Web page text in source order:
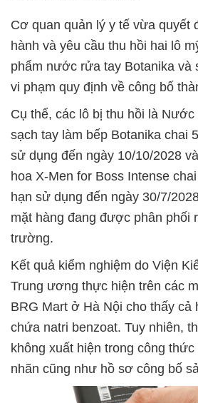
Cơ quan quản lý y tế vừa quyết
hành và yêu cầu thu hồi hai lô
phẩm nước rửa tay Botanika và
vi phạm quy định về công bố
Cụ thể, các lô bị thu hồi là
sạch tay làm bếp Botanika chai
sử dụng đến ngày 10/10/2028
hoa X-Men for Boss Intense
hạn sử dụng đến ngày 30/7/
mặt hàng đang được phân phối
trường.
Kết quả kiểm nghiệm do Viện
Trung ương thực hiện trên các
BRG Mart ở Hà Nội cho thấy cả
chứa natri benzoat. Tuy nhiên,
không xuất hiện trong công
nhãn cũng như hồ sơ công bố